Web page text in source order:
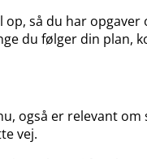
op, så du har
du følger din
også er relevant
vej.